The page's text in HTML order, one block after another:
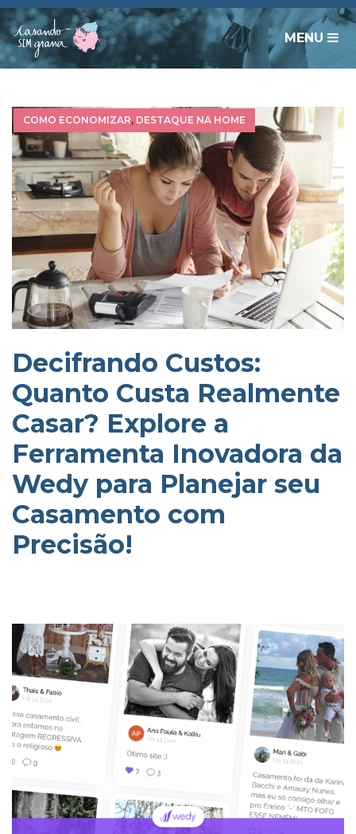
MENU
COMO ECONOMIZAR, DESTAQUE NA HOME
Decifrando Custos:
Quanto Custa Realmente
Casar? Explore a
Ferramenta Inovadora da
Wedy para Planejar seu
Casamento com
Precisão!